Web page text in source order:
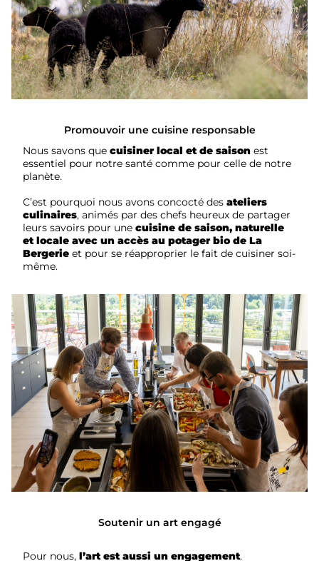
Promouvoir une cuisine responsable
Nous savons que cuisiner local et de saison est
essentiel pour notre santé comme pour celle de notre
planète.
C’est pourquoi nous avons concocté des ateliers
culinaires, animés par des chefs heureux de partager
leurs savoirs pour une cuisine de saison, naturelle
et locale avec un accès au potager bio de La
Bergerie et pour se réapproprier le fait de cuisiner soi-
même.
Soutenir un art engagé
Pour nous, l’art est aussi un engagement.